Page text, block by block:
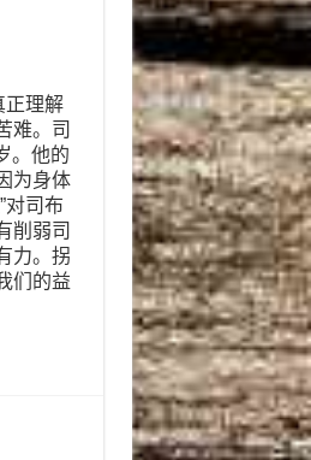
正理解
难。司
。他的
为身体
对司布
削弱司
力。拐
们的益